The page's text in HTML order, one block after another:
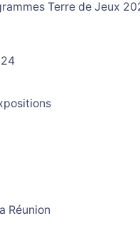
Terre de Jeux
Réunion